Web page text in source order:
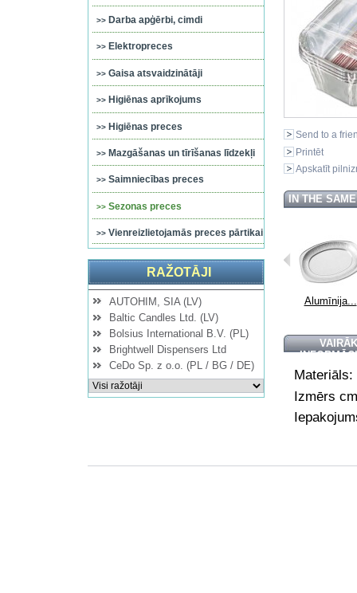
Darba apģērbi, cimdi
Elektropreces
Gaisa atsvaidzinātāji
Higiēnas aprīkojums
Higiēnas preces
Mazgāšanas un tīrīšanas līdzekļi
Saimniecības preces
Sezonas preces
Vienreizlietojamās preces pārtikai
RAŽOTĀJI
AUTOHIM, SIA (LV)
Baltic Candles Ltd. (LV)
Bolsius International B.V. (PL)
Brightwell Dispensers Ltd
CeDo Sp. z o.o. (PL / BG / DE)
Send to a
Printēt
Apskatīt
IN THE
Lietus... Lietus... Alumīnija...
VAIRĀK
Izmērs